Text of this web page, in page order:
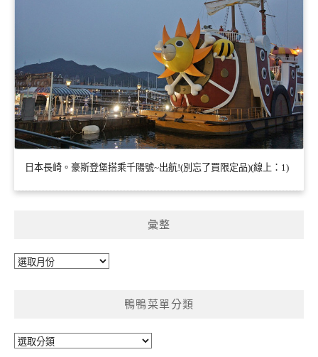
日本長崎。豪斯登堡搭乘千陽號~出航!(別忘了買限定品)(線上：1)
彙整
彙
鴨鴨菜單分類
鴨